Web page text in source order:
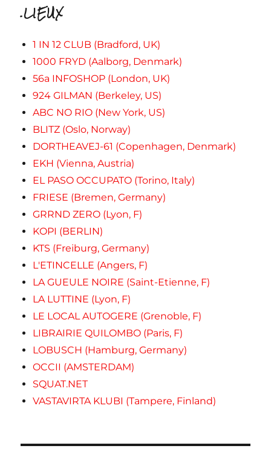
.LIEUX
1 IN 12 CLUB (Bradford, UK)
1000 FRYD (Aalborg, Denmark)
56a INFOSHOP (London, UK)
924 GILMAN (Berkeley, US)
ABC NO RIO (New York, US)
BLITZ (Oslo, Norway)
DORTHEAVEJ-61 (Copenhagen, Denmark)
EKH (Vienna, Austria)
EL PASO OCCUPATO (Torino, Italy)
FRIESE (Bremen, Germany)
GRRND ZERO (Lyon, F)
KOPI (BERLIN)
KTS (Freiburg, Germany)
L'ETINCELLE (Angers, F)
LA GUEULE NOIRE (Saint-Etienne, F)
LA LUTTINE (Lyon, F)
LE LOCAL AUTOGERE (Grenoble, F)
LIBRAIRIE QUILOMBO (Paris, F)
LOBUSCH (Hamburg, Germany)
OCCII (AMSTERDAM)
SQUAT.NET
VASTAVIRTA KLUBI (Tampere, Finland)